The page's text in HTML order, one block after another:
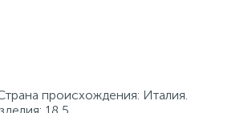
происхождения: Италия.